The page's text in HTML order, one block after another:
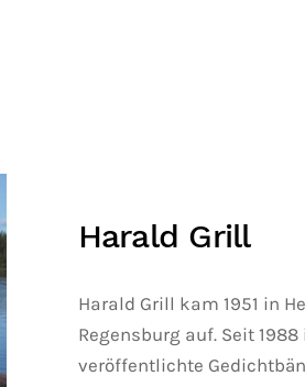
Harald Grill
Harald Grill kam 1951 in
Regensburg auf. Seit
veröffentlichte